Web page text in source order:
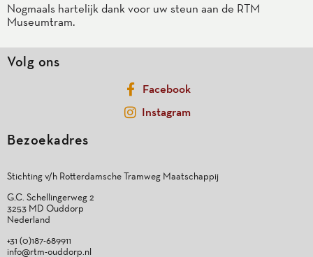
Nogmaals hartelijk dank voor uw steun aan de RTM
Museumtram.
Volg ons
Facebook
Instagram
Bezoekadres
Stichting v/h Rotterdamsche Tramweg Maatschappij
G.C. Schellingerweg 2
3253 MD Ouddorp
Nederland
+31 (0)187-689911
info@rtm-ouddorp.nl